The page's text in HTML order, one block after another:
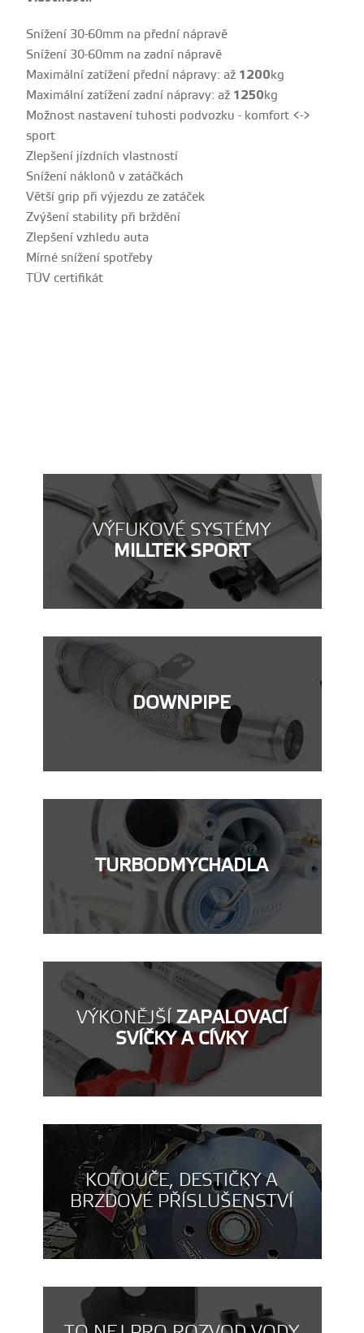
Snížení 30-60mm na přední nápravě
Snížení 30-60mm na zadní nápravě
Maximální zatížení přední nápravy: až 1200kg
Maximální zatížení zadní nápravy: až 1250kg
Možnost nastavení tuhosti podvozku - komfort <->
sport
Zlepšení jízdních vlastností
Snížení náklonů v zatáčkách
Větší grip při výjezdu ze zatáček
Zvýšení stability při brždění
Zlepšení vzhledu auta
Mírné snížení spotřeby
TÜV certifikát
VÝFUKOVÉ SYSTÉMY
MILLTEK SPORT
DOWNPIPE
TURBODMYCHADLA
VÝKONĚJŠÍZAPALOVACÍ
SVÍČKY A CÍVKY
KOTOUČE, DESTIČKY A
BRZDOVÉ PŘÍSLUŠENSTVÍ